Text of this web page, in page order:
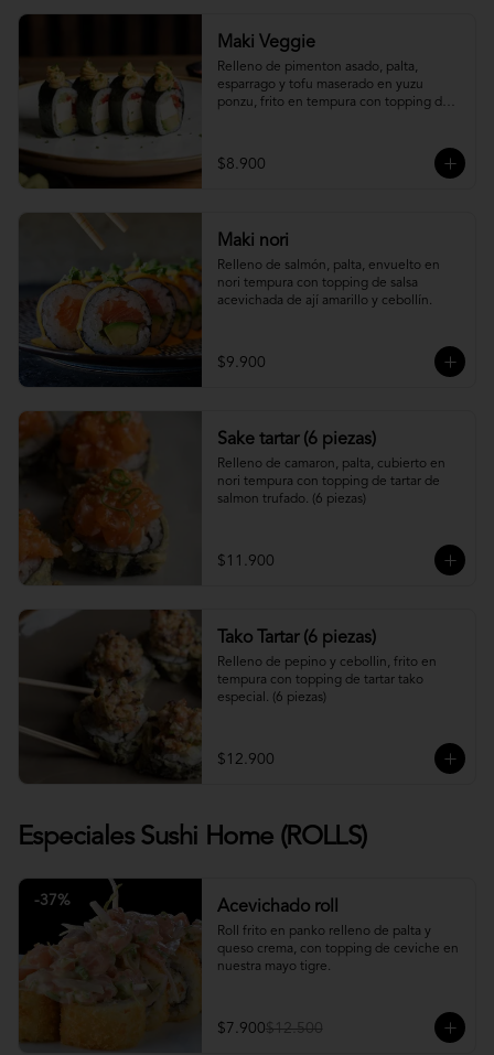
Maki Veggie
Relleno de pimenton asado, palta,
esparrago y tofu maserado en yuzu
ponzu, frito en tempura con topping de
$8.900
Maki nori
Relleno de salmón, palta, envuelto en
nori tempura con topping de salsa
acevichada de ají amarillo y cebollín.
$9.900
Sake tartar (6 piezas)
Relleno de camaron, palta, cubierto en
nori tempura con topping de tartar de
salmon trufado. (6 piezas)
$11.900
Tako Tartar (6 piezas)
Relleno de pepino y cebollin, frito en
tempura con topping de tartar tako
especial. (6 piezas)
$12.900
Especiales Sushi Home (ROLLS)
-37% Acevichado roll
Roll frito en panko relleno de palta y
queso crema, con topping de ceviche en
nuestra mayo tigre.
$7.900$12.500